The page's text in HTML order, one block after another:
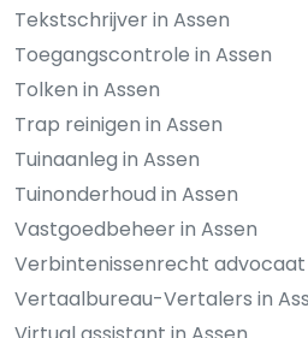
Tekstschrijver in Assen
Toegangscontrole in Assen
Tolken in Assen
Trap reinigen in Assen
Tuinaanleg in Assen
Tuinonderhoud in Assen
Vastgoedbeheer in Assen
Verbintenissenrecht advocaat
Vertaalbureau-Vertalers in